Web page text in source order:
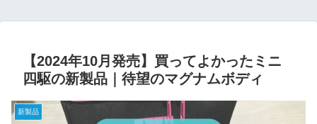
【2024年10月発売】買ってよかったミニ
四駆の新製品｜待望のマグナムボディ
新製品